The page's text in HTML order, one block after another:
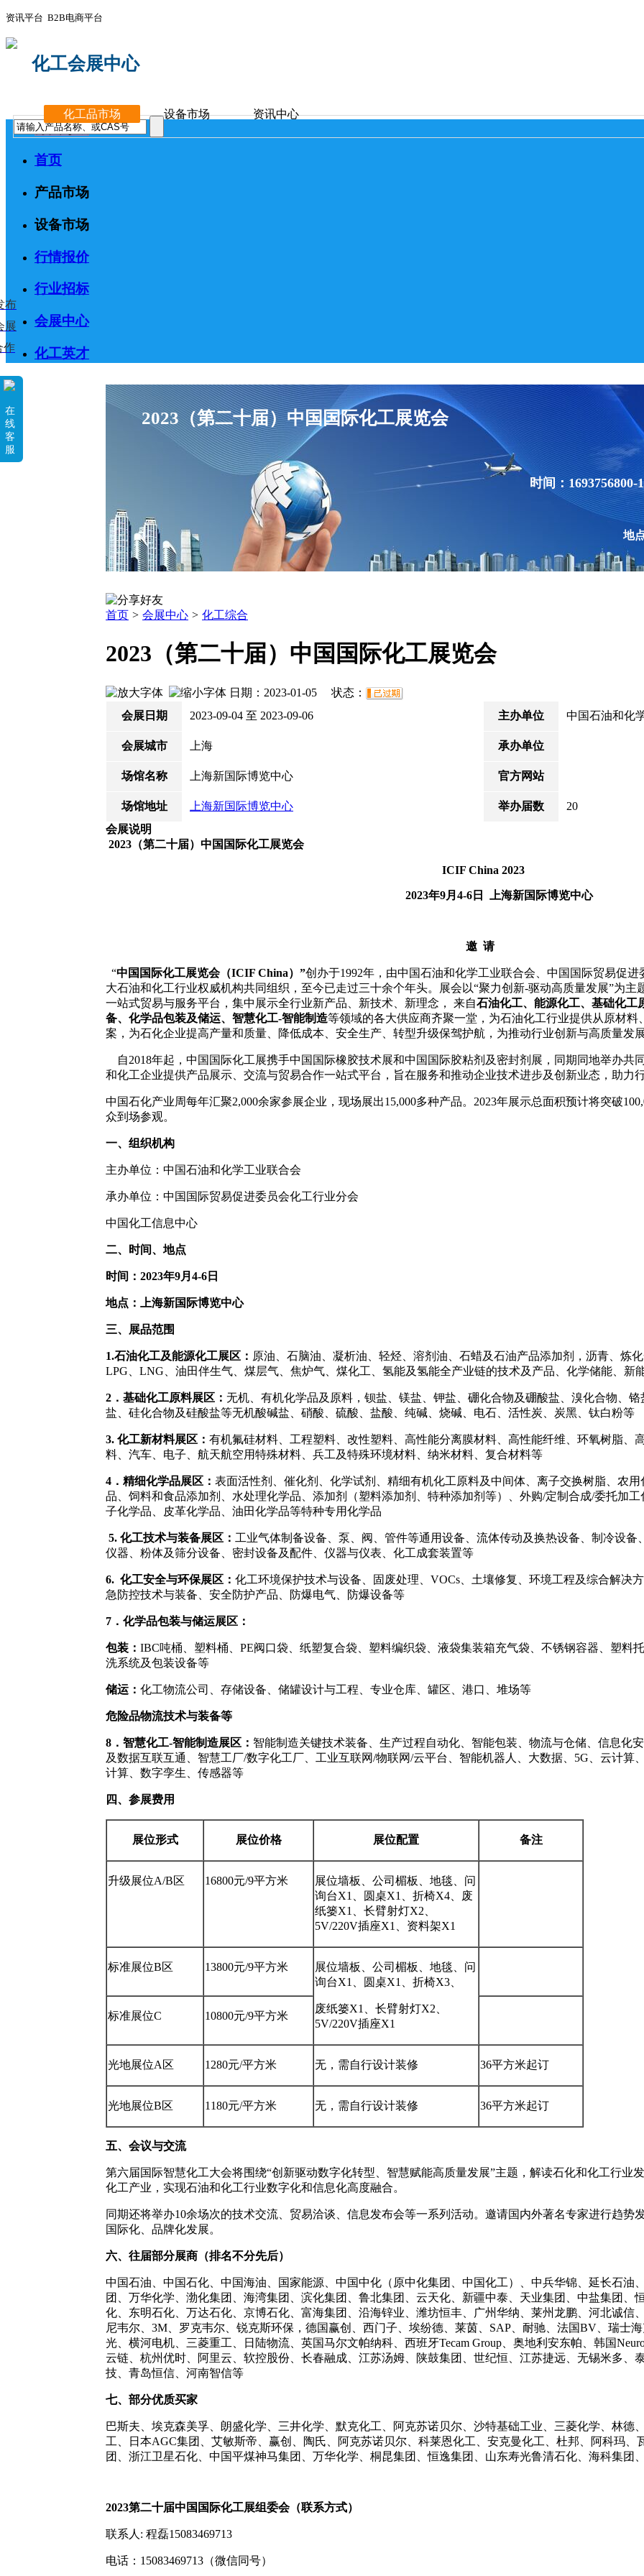
资讯平台 B2B电商平台
化工会展中心
化工品市场 设备市场 资讯中心
分类导航
首页
产品市场
设备市场
行情报价
行业招标
会展中心
化工英才
布
展
作
在
线
客
服
2023（第二十届）中国国际化工展览会
时间：1693756800-
地
首页 > 会展中心 > 化工综合
2023（第二十届）中国国际化工展览会
日期：2023-01-05 状态：
会展日期
2023-09-04 至 2023-09-06 主办单位 中国石油和化
会展城市 上海 承办单位
场馆名称 上海新国际博览中心 官方网站
场馆地址 上海新国际博览中心 举办届数
20
会展说明
2023 （第二十届）中国国际化工展览会
ICIF China 2023
2023年9月4-6日 上海新国际博览中心
邀 请
“中国国际化工展览会（ICIF China） ”创办于1992年，由中国石油和化学工业联合会、中国国际贸易促
大石油和化工行业权威机构共同组织，至今已走过三十余个年头。展会以“聚力创新-驱动高质量发展”为
一站式贸易与服务平台，集中展示全行业新产品、新技术、新理念， 来自石油化工、能源化工、基础化工
备、化学品包装及储运、智慧化工-智能制造等领域的各大供应商齐聚一堂，为石油化工行业提供从原材
案，为石化企业提高产量和质量、降低成本、安全生产、转型升级保驾护航，为推动行业创新与高质量发
自2018年起，中国国际化工展携手中国国际橡胶技术展和中国国际胶粘剂及密封剂展，同期同地举办共
和化工企业提供产品展示、交流与贸易合作一站式平台，旨在服务和推动企业技术进步及创新业态，助力
中国石化产业周每年汇聚2,000余家参展企业，现场展出15,000多种产品。2023年展示总面积预计将突破
众到场参观。
一、组织机构
主办单位：中国石油和化学工业联合会
承办单位：中国国际贸易促进委员会化工行业分会
中国化工信息中心
二、时间、地点
时间：2023年9月4-6日
地点：上海新国际博览中心
三、展品范围
1.石油化工及能源化工展区： 原油、石脑油、凝析油、轻烃、溶剂油、石蜡及石油产品添加剂，沥青、炼
LPG、LNG、油田伴生气、煤层气、焦炉气、煤化工、氢能及氢能全产业链的技术及产品、化学储能、新
2．基础化工原料展区： 无机、有机化学品及原料，钡盐、镁盐、钾盐、硼化合物及硼酸盐、溴化合物、
盐、硅化合物及硅酸盐等无机酸碱盐、硝酸、硫酸、盐酸、纯碱、烧碱、电石、活性炭、炭黑、钛白粉等
3. 化工新材料展区： 有机氟硅材料、工程塑料、改性塑料、高性能分离膜材料、高性能纤维、环氧树脂、
料、汽车、电子、航天航空用特殊材料、兵工及特殊环境材料、纳米材料、复合材料等
4 ．精细化学品展区： 表面活性剂、催化剂、化学试剂、精细有机化工原料及中间体、离子交换树脂、农
品、饲料和食品添加剂、水处理化学品、添加剂（塑料添加剂、特种添加剂等）、外购/定制合成/委托加
子化学品、皮革化学品、油田化学品等特种专用化学品
5. 化工技术与装备展区： 工业气体制备设备、泵、阀、管件等通用设备、流体传动及换热设备、制冷设备
仪器、粉体及筛分设备、密封设备及配件、仪器与仪表、化工成套装置等
6. 化工安全与环保展区： 化工环境保护技术与设备、固废处理、VOCs、土壤修复、环境工程及综合解决
急防控技术与装备、安全防护产品、防爆电气、防爆设备等
7．化学品包装与储运展区：
包装： IBC吨桶、塑料桶、PE阀口袋、纸塑复合袋、塑料编织袋、液袋集装箱充气袋、不锈钢容器、塑料
洗系统及包装设备等
储运： 化工物流公司、存储设备、储罐设计与工程、专业仓库、罐区、港口、堆场等
危险品物流技术与装备等
8．智慧化工-智能制造展区： 智能制造关键技术装备、生产过程自动化、智能包装、物流与仓储、信息化
及数据互联互通、智慧工厂/数字化工厂、工业互联网/物联网/云平台、智能机器人、大数据、5G、云计算
计算、数字孪生、传感器等
四、参展费用
展位形式 展位价格 展位配置 备注
升级展位A/B区 16800元/9平方米
展位墙板、公司楣板、地毯、问
询台X1、圆桌X1、折椅X4、废
纸篓X1、长臂射灯X2、
5V/220V插座X1、资料架X1
标准展位B区 13800元/9平方米
展位墙板、公司楣板、地毯、问
询台X1、圆桌X1、折椅X3、
废纸篓X1、长臂射灯X2、
5V/220V插座X1
标准展位C 10800元/9平方米
光地展位A区 1280元/平方米 无，需自行设计装修 36平方米起订
光地展位B区 1180元/平方米 无，需自行设计装修 36平方米起订
五、会议与交流
第六届国际智慧化工大会将围绕“创新驱动数字化转型、智慧赋能高质量发展”主题，解读石化和化工行业
化工产业，实现石油和化工行业数字化和信息化高度融合。
同期还将举办10余场次的技术交流、贸易洽谈、信息发布会等一系列活动。邀请国内外著名专家进行趋势
国际化、品牌化发展。
六、往届部分展商（排名不分先后）
中国石油、中国石化、中国海油、国家能源、中国中化（原中化集团、中国化工）、中兵华锦、延长石油
团、万华化学、渤化集团、海湾集团、滨化集团、鲁北集团、云天化、新疆中泰、天业集团、中盐集团、
化、东明石化、万达石化、京博石化、富海集团、沿海锌业、潍坊恒丰、广州华纳、莱州龙鹏、河北诚信
尼韦尔、3M、罗克韦尔、锐克斯环保，德国赢创、西门子、埃纷德、莱茵、SAP、耐驰、法国BV、瑞士
光、横河电机、三菱重工、日陆物流、英国马尔文帕纳科、西班牙Tecam Group、奥地利安东帕、韩国
云链、杭州优时、阿里云、软控股份、长春融成、江苏汤姆、陕鼓集团、世纪恒、江苏捷远、无锡米多、
技、青岛恒信、河南智信等
七、部分优质买家
巴斯夫、埃克森美孚、朗盛化学、三井化学、默克化工、阿克苏诺贝尔、沙特基础工业、三菱化学、林德
工、日本AGC集团、艾敏斯帝、赢创、陶氏、阿克苏诺贝尔、科莱恩化工、安克曼化工、杜邦、阿科玛
团、浙江卫星石化、中国平煤神马集团、万华化学、桐昆集团、恒逸集团、山东寿光鲁清石化、海科集团
2023第二十届中国国际化工展组委会（联系方式）
联系人: 程磊15083469713
电话：15083469713（微信同号）